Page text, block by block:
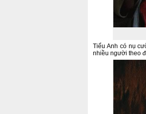
Tiểu Anh có nụ
nhiều người theo